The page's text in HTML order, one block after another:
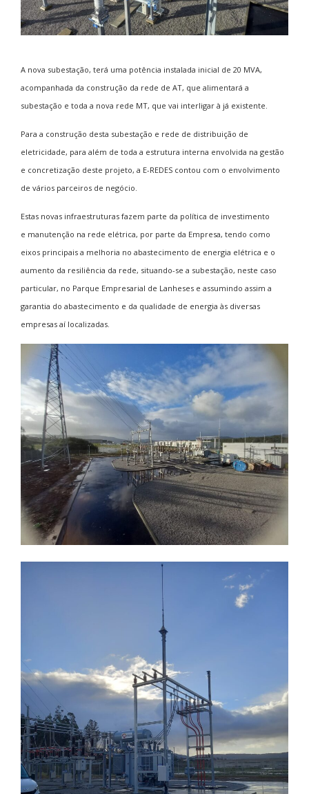
A nova subestação, terá uma potência instalada inicial de 20 MVA,
acompanhada da construção da rede de AT, que alimentará a
subestação e toda a nova rede MT, que vai interligar à já existente.
Para a construção desta subestação e rede de distribuição de
eletricidade, para além de toda a estrutura interna envolvida na gestão
e concretização deste projeto, a E-REDES contou com o envolvimento
de vários parceiros de negócio.
Estas novas infraestruturas fazem parte da política de investimento
e manutenção na rede elétrica, por parte da Empresa, tendo como
eixos principais a melhoria no abastecimento de energia elétrica e o
aumento da resiliência da rede, situando-se a subestação, neste caso
particular, no Parque Empresarial de Lanheses e assumindo assim a
garantia do abastecimento e da qualidade de energia às diversas
empresas aí localizadas.